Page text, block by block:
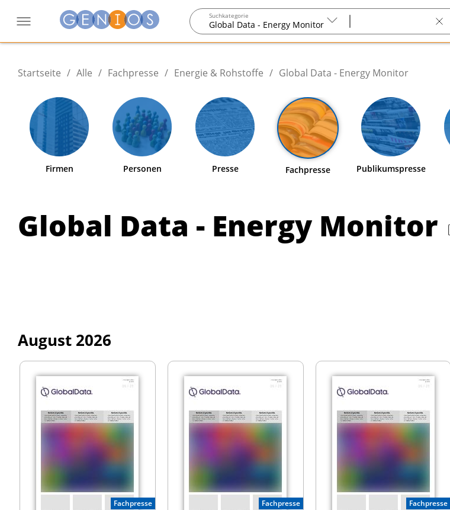
Suchkategorie
Global Data - Energy Monitor
Search
text
Startseite / Alle / Fachpresse / Energie & Rohstoffe / Global Data - Energy Monitor
Firmen Personen Presse Fachpresse Publikumspresse
Global Data - Energy Monitor
August 2026
Fachpresse Fachpresse Fachpresse